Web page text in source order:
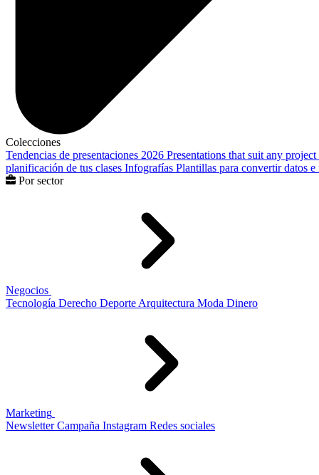
Colecciones
Tendencias de presentaciones 2026 Presentations that suit any project
planificación de tus clases Infografías Plantillas para convertir datos
Por sector
Negocios
Tecnología Derecho Deporte Arquitectura Moda Dinero
Marketing
Newsletter Campaña Instagram Redes sociales